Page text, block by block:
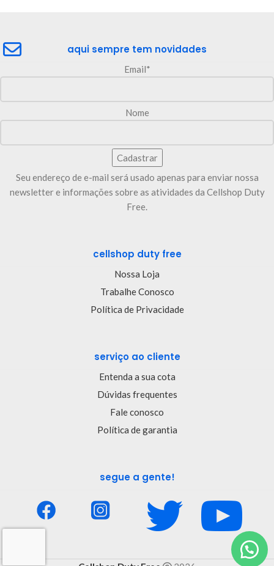
aqui sempre tem novidades
Email*
Nome
Seu endereço de e-mail será usado apenas para enviar nossa
newsletter e informações sobre as atividades da Cellshop Duty
Free.
cellshop duty free
Nossa Loja
Trabalhe Conosco
Política de Privacidade
serviço ao cliente
Entenda a sua cota
Dúvidas frequentes
Fale conosco
Política de garantia
segue a gente!